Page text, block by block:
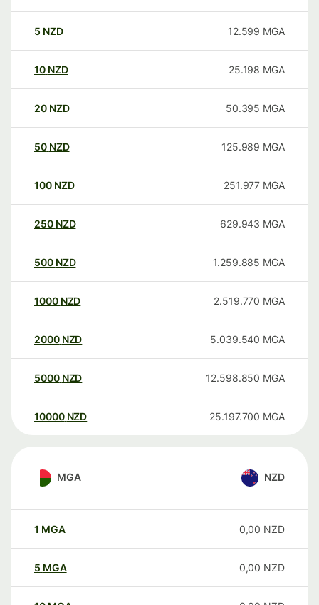
5 NZD 12.599 MGA
10 NZD 25.198 MGA
20 NZD 50.395 MGA
50 NZD 125.989 MGA
100 NZD 251.977 MGA
250 NZD 629.943 MGA
500 NZD 1.259.885 MGA
1000 NZD 2.519.770 MGA
2000 NZD 5.039.540 MGA
5000 NZD 12.598.850 MGA
10000 NZD 25.197.700 MGA
MGA NZD
1 MGA 0,00 NZD
5 MGA 0,00 NZD